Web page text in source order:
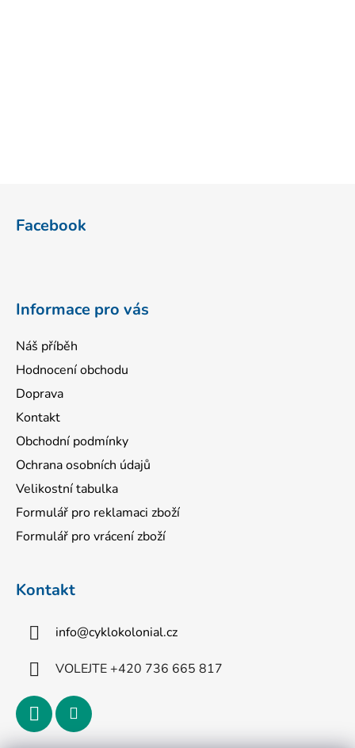
Facebook
Informace pro vás
Náš příběh
Hodnocení obchodu
Doprava
Kontakt
Obchodní podmínky
Ochrana osobních údajů
Velikostní tabulka
Formulář pro reklamaci zboží
Formulář pro vrácení zboží
Kontakt
info@cyklokolonial.cz
VOLEJTE +420 736 665 817